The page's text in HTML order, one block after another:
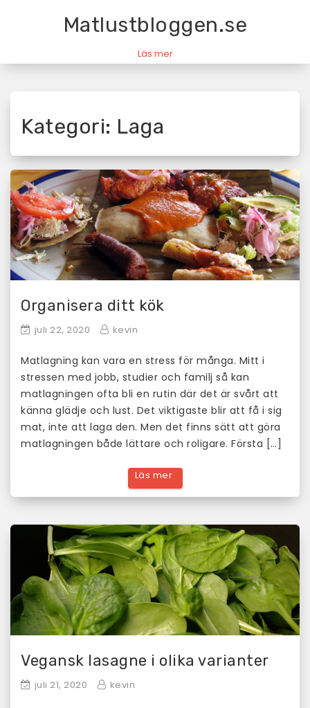
Matlustbloggen.se
Kategori: Laga
Organisera ditt kök
juli 22, 2020 kevin
Matlagning kan vara en stress för många. Mitt i
stressen med jobb, studier och familj så kan
matlagningen ofta bli en rutin där det är svårt att
känna glädje och lust. Det viktigaste blir att få i sig
mat, inte att laga den. Men det finns sätt att göra
matlagningen både lättare och roligare. Första […]
Vegansk lasagne i olika varianter
juli 21, 2020 kevin